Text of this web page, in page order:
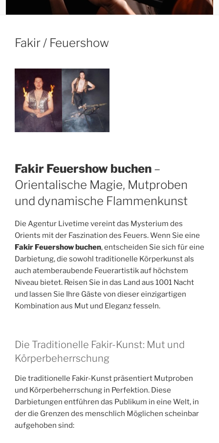
Fakir / Feuershow
Fakir Feuershow buchen –
Orientalische Magie, Mutproben
und dynamische Flammenkunst
Die Agentur Livetime vereint das Mysterium des
Orients mit der Faszination des Feuers. Wenn Sie eine
Fakir Feuershow buchen, entscheiden Sie sich für eine
Darbietung, die sowohl traditionelle Körperkunst als
auch atemberaubende Feuerartistik auf höchstem
Niveau bietet. Reisen Sie in das Land aus 1001 Nacht
und lassen Sie Ihre Gäste von dieser einzigartigen
Kombination aus Mut und Eleganz fesseln.
Die Traditionelle Fakir-Kunst: Mut und
Körperbeherrschung
Die traditionelle Fakir-Kunst präsentiert Mutproben
und Körperbeherrschung in Perfektion. Diese
Darbietungen entführen das Publikum in eine Welt, in
der die Grenzen des menschlich Möglichen scheinbar
aufgehoben sind: